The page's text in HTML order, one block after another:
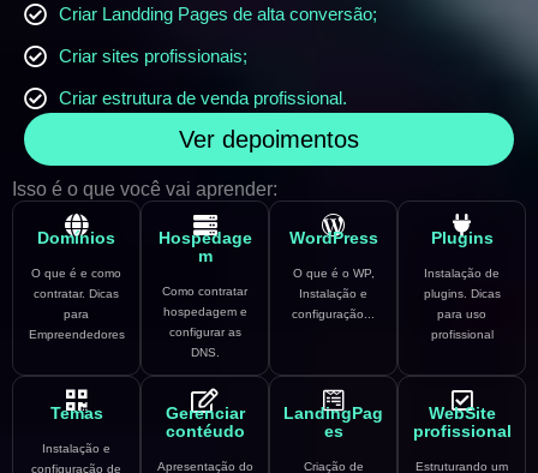
Criar Landding Pages de alta conversão;
Criar sites profissionais;
Criar estrutura de venda profissional.
Ver depoimentos
Isso é o que você vai aprender:
Domínios
O que é e como
contratar. Dicas
para
Empreendedores
Hospedage
m
Como contratar
hospedagem e
configurar as
DNS.
WordPress
O que é o WP,
Instalação e
configuração...
Plugins
Instalação de
plugins. Dicas
para uso
profissional
Temas
Instalação e
configuração de
Gerenciar
contéudo
Apresentação do
LandingPag
es
Criação de
WebSite
profissional
Estruturando um